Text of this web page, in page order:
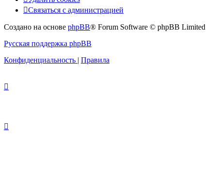
Связаться с администрацией
Создано на основе phpBB® Forum Software © phpBB Limited
Русская поддержка phpBB
Конфиденциальность
Правила